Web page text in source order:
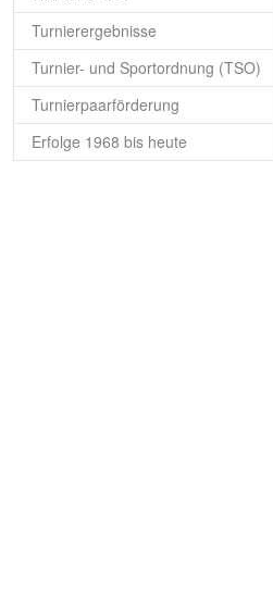
Turnierergebnisse
Turnier- und Sportordnung (TSO)
Turnierpaarförderung
Erfolge 1968 bis heute